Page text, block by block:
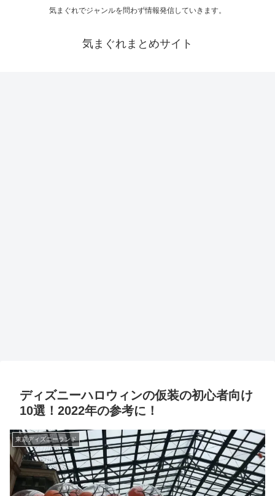
気まぐれでジャンルを問わず情報発信していきます。
気まぐれまとめサイト
ディズニーハロウィンの仮装の初心者向け
10選！2022年の参考に！
東京ディズニーランド